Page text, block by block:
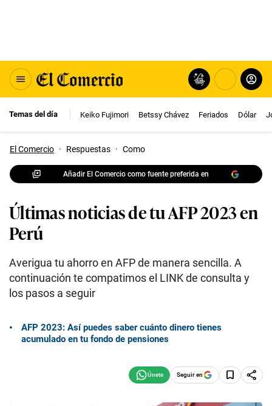
Temas del día Keiko Fujimori Betssy Chávez Feriados Dólar
El Comercio · Respuestas · Como
Añadir El Comercio como fuente preferida en
Últimas noticias de tu AFP 2023 en
Perú
Averigua tu ahorro en AFP de manera sencilla. A
continuación te compatimos el LINK de consulta y
los pasos a seguir
AFP 2023: Así puedes saber cuánto dinero tienes
acumulado en tu fondo de pensiones
Seguir en